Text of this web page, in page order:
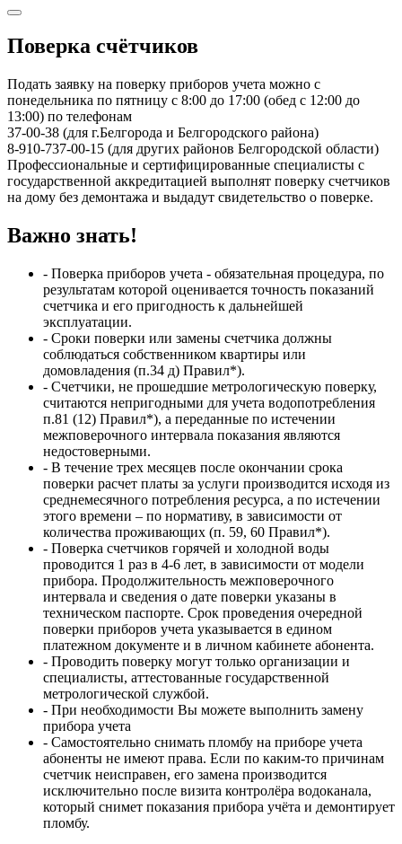
Поверка счётчиков
Подать заявку на поверку приборов учета можно с
понедельника по пятницу с 8:00 до 17:00 (обед с 12:00 до
13:00) по телефонам
37-00-38 (для г.Белгорода и Белгородского района)
8-910-737-00-15 (для других районов Белгородской области)
Профессиональные и сертифицированные специалисты с
государственной аккредитацией выполнят поверку счетчиков
на дому без демонтажа и выдадут свидетельство о поверке.
Важно знать!
- Поверка приборов учета - обязательная процедура, по
результатам которой оценивается точность показаний
счетчика и его пригодность к дальнейшей
эксплуатации.
- Сроки поверки или замены счетчика должны
соблюдаться собственником квартиры или
домовладения (п.34 д) Правил*).
- Счетчики, не прошедшие метрологическую поверку,
считаются непригодными для учета водопотребления
п.81 (12) Правил*), а переданные по истечении
межповерочного интервала показания являются
недостоверными.
- В течение трех месяцев после окончании срока
поверки расчет платы за услуги производится исходя из
среднемесячного потребления ресурса, а по истечении
этого времени – по нормативу, в зависимости от
количества проживающих (п. 59, 60 Правил*).
- Поверка счетчиков горячей и холодной воды
проводится 1 раз в 4-6 лет, в зависимости от модели
прибора. Продолжительность межповерочного
интервала и сведения о дате поверки указаны в
техническом паспорте. Срок проведения очередной
поверки приборов учета указывается в едином
платежном документе и в личном кабинете абонента.
- Проводить поверку могут только организации и
специалисты, аттестованные государственной
метрологической службой.
- При необходимости Вы можете выполнить замену
прибора учета
- Самостоятельно снимать пломбу на приборе учета
абоненты не имеют права. Если по каким-то причинам
счетчик неисправен, его замена производится
исключительно после визита контролёра водоканала,
который снимет показания прибора учёта и демонтирует
пломбу.